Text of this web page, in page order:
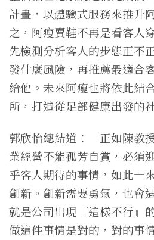
計畫，以體驗式服務來推升
之，阿瘦賣鞋不再是看客人
先檢測分析客人的步態正不
發什麼風險，再推薦最適合
給他。未來阿瘦也將依此結
所，打造從足部健康出發的
郭欣怡總結道：「正如陳教
業經營不能孤芳自賞，必須
乎客人期待的事情，如此一
創新。創新需要勇氣，也會
就是公司出現『這樣不行』
做這件事情是對的，對的事